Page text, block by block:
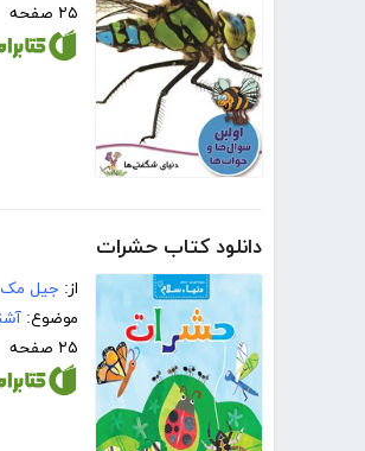
۲۵ صفحه
دانلود کتاب حشرات
از: جیل مک
موضوع:
۲۵ صفحه